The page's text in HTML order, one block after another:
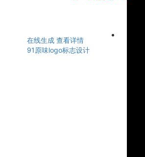
在线生成 查看详情
91原味logo标志设计